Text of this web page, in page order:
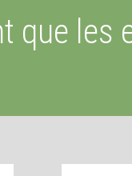
que les